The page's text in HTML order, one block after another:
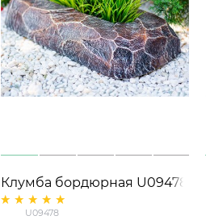
Клумба бордюрная U09478
стеклопластик 60*31*11 см
U09478